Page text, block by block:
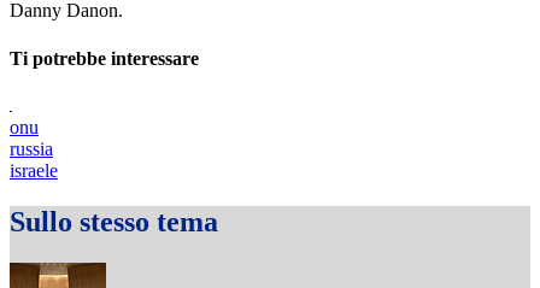
Danny Danon.
Ti potrebbe interessare
onu
russia
israele
Sullo stesso tema